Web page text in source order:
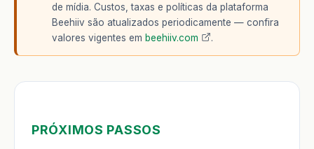
de mídia. Custos, taxas e políticas da plataforma
Beehiiv são atualizados periodicamente — confira
valores vigentes em beehiiv.com .
PRÓXIMOS PASSOS